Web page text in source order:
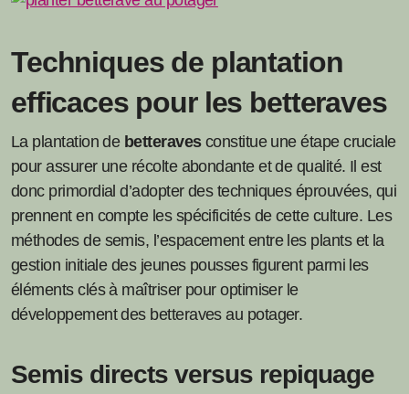
Techniques de plantation
efficaces pour les betteraves
La plantation de betteravesconstitue une étape cruciale
pour assurer une récolte abondante et de qualité. Il est
donc primordial d’adopter des techniques éprouvées, qui
prennent en compte les spécificités de cette culture. Les
méthodes de semis, l’espacement entre les plants et la
gestion initiale des jeunes pousses figurent parmi les
éléments clés à maîtriser pour optimiser le
développement des betteraves au potager.
Semis directs versus repiquage